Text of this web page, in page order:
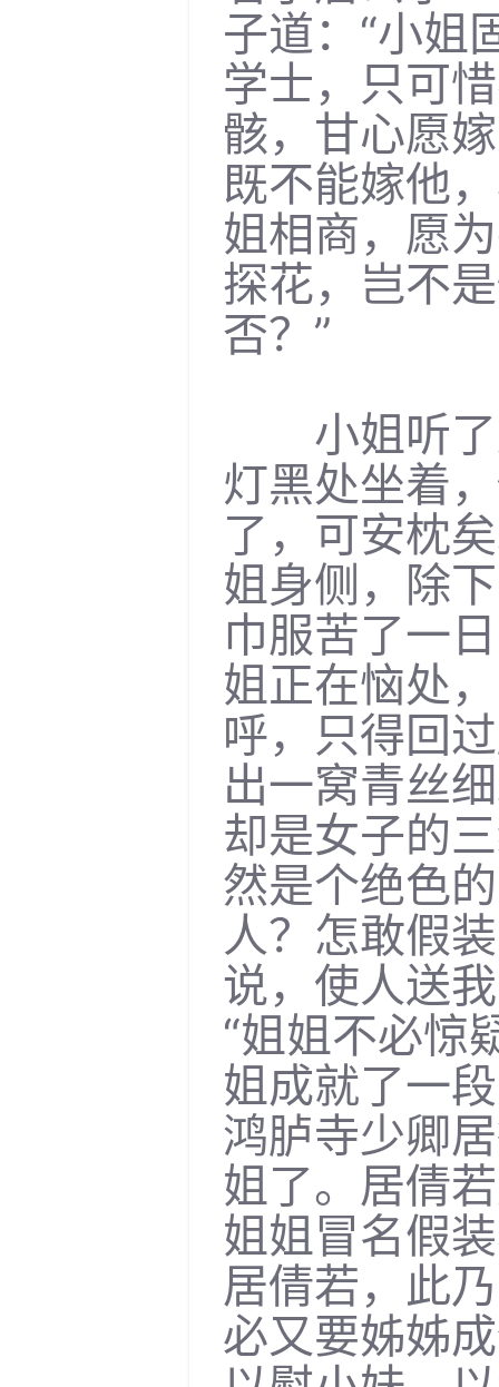
子道：“小姐
学士，只可
骸，甘心愿
既不能嫁他
姐相商，愿
探花，岂不
否？”
小姐听了
灯黑处坐着
了，可安枕
姐身侧，除
巾服苦了一
姐正在恼处
呼，只得回
出一窝青丝
却是女子的
然是个绝色
人？怎敢假
说，使人送
“姐姐不必惊
姐成就了一
鸿胪寺少卿
姐了。居倩
姐姐冒名假
居倩若，此
必又要姊姊